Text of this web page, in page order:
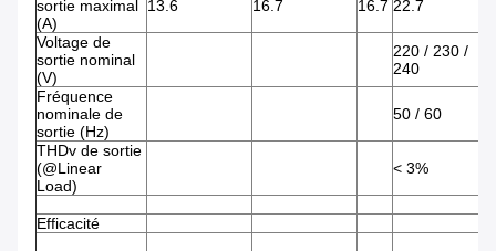
sortie maximal
(A)
13.6 16.7 16.7 22.7
Voltage de
sortie nominal
(V)
220 / 230 /
240
Fréquence
nominale de
sortie (Hz)
50 / 60
THDv de sortie
(@Linear
Load)
< 3%
Efficacité